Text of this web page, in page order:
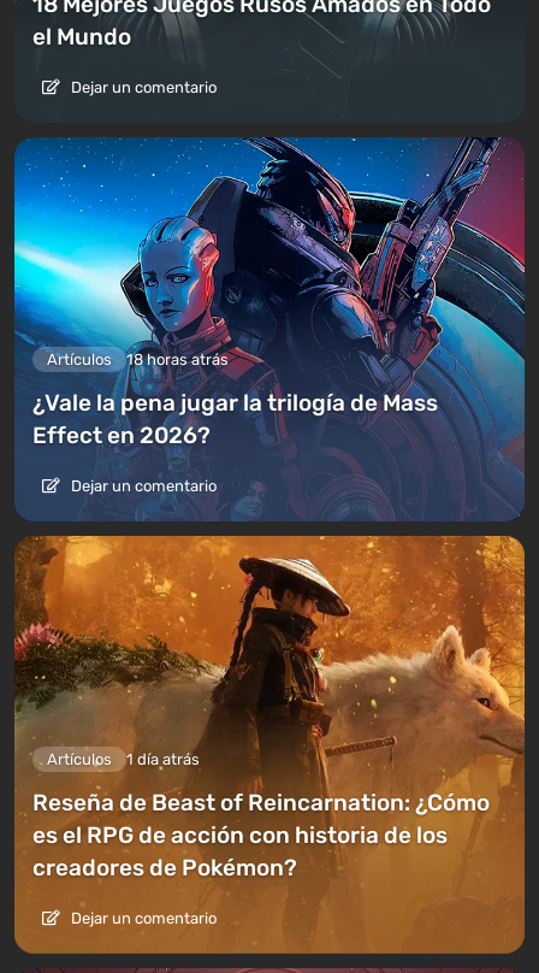
el Mundo
Dejar un comentario
Artículos 18 horas atrás
¿Vale la pena jugar la trilogía de Mass
Effect en 2026?
Dejar un comentario
Artículos 1 día atrás
Reseña de Beast of Reincarnation: ¿Cómo
es el RPG de acción con historia de los
creadores de Pokémon?
Dejar un comentario